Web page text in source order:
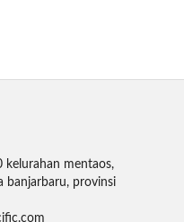
kelurahan mentaos,
banjarbaru, provinsi